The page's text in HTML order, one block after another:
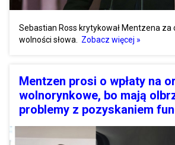
Sebastian Ross krytykował Mentzena za
wolności słowa.
Zobacz więcej »
Mentzen prosi o wpłaty na
wolnorynkowe, bo mają
problemy z pozyskaniem